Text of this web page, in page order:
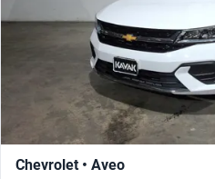
Chevrolet • Aveo